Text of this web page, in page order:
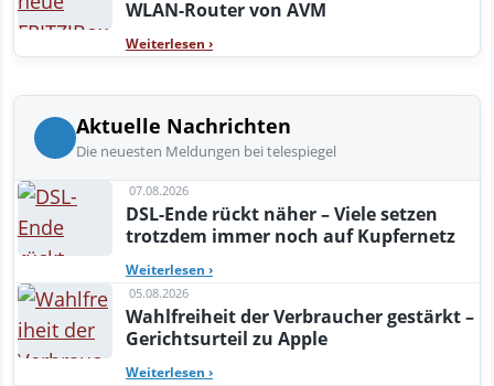
WLAN-Router von AVM
Weiterlesen ›
Aktuelle Nachrichten
Die neuesten Meldungen bei telespiegel
07.08.2026
DSL-Ende rückt näher – Viele setzen
trotzdem immer noch auf Kupfernetz
Weiterlesen ›
05.08.2026
Wahlfreiheit der Verbraucher gestärkt –
Gerichtsurteil zu Apple
Weiterlesen ›